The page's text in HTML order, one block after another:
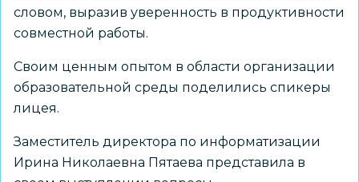
словом, выразив уверенность в продуктивности
совместной работы.
Своим ценным опытом в области организации
образовательной среды поделились спикеры
лицея.
Заместитель директора по информатизации
Ирина Николаевна Пятаева представила в